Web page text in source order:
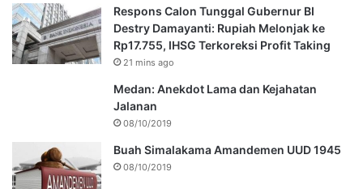
Respons Calon Tunggal Gubernur BI
Destry Damayanti: Rupiah Melonjak ke
Rp17.755, IHSG Terkoreksi Profit Taking
21 mins ago
Medan: Anekdot Lama dan Kejahatan
Jalanan
08/10/2019
Buah Simalakama Amandemen UUD 1945
08/10/2019